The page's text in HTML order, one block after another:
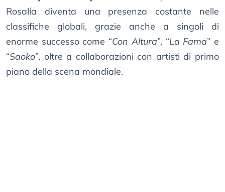
Rosalía diventa una presenza costante nelle
classifiche globali, grazie anche a singoli di
enorme successo come “Con Altura”, “La Fama” e
“Saoko”, oltre a collaborazioni con artisti di primo
piano della scena mondiale.